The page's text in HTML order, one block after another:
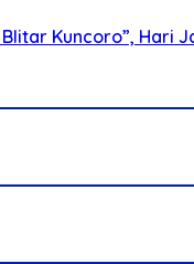
Kuncoro”, Hari